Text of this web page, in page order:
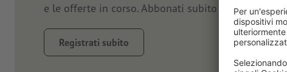
e le offerte in corso. Abbonati subito e approfitta
Registrati subito